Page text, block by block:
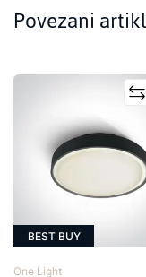
Povezani
BEST BUY
One Light